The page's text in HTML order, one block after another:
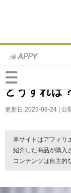
なぜ？下の
自分で治せ
どうすれば
更新日:2023-08-24 | 公
本サイトはアフィリ
紹介した商品が購入
コンテンツは自主的